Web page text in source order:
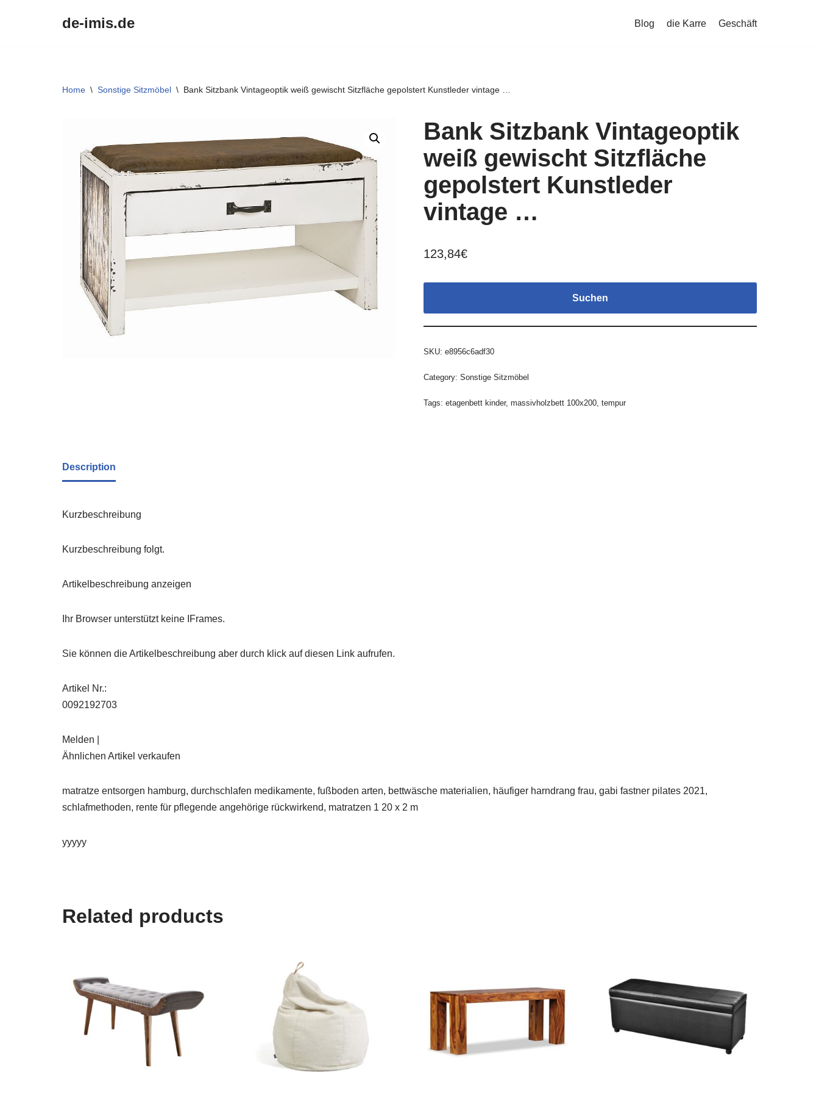
de-imis.de Blog die Karre Geschäft
Home \ Sonstige Sitzmöbel \ Bank Sitzbank Vintageoptik weiß gewischt Sitzfläche gepolstert Kunstleder vintage …
Bank Sitzbank Vintageoptik
weiß gewischt Sitzfläche
gepolstert Kunstleder
vintage …
123,84€
Suchen
SKU: e8956c6adf30
Category: Sonstige Sitzmöbel
Tags: etagenbett kinder, massivholzbett 100x200, tempur
Description
Kurzbeschreibung
Kurzbeschreibung folgt.
Artikelbeschreibung anzeigen
Ihr Browser unterstützt keine IFrames.
Sie können die Artikelbeschreibung aber durch klick auf diesen Link aufrufen.
Artikel Nr.:
0092192703
Melden |
Ähnlichen Artikel verkaufen
matratze entsorgen hamburg, durchschlafen medikamente, fußboden arten, bettwäsche materialien, häufiger harndrang frau, gabi fastner pilates 2021,
schlafmethoden, rente für pflegende angehörige rückwirkend, matratzen 1 20 x 2 m
yyyyy
Related products